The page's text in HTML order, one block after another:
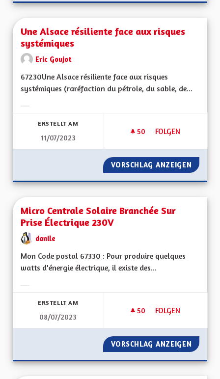
Une Alsace résiliente face aux risques
systémiques
Eric Goujot
67230Une Alsace résiliente face aux risques
systémiques (raréfaction du pétrole, du sable, de...
ERSTELLT AM
11/07/2023
50 50 FOLLOWER
FOLGEN
UNE ALSACE
VORSCHLAG ANZEIGEN UNE
Micro Centrale Solaire Branchée Sur
Prise Électrique 230V
danile
Mon Code postal 67330 : Pour produire quelques
watts d'énergie électrique, il existe des...
ERSTELLT AM
08/07/2023
50 50 FOLLOWER
FOLGEN
MICRO CENTRALE
VORSCHLAG ANZEIGEN